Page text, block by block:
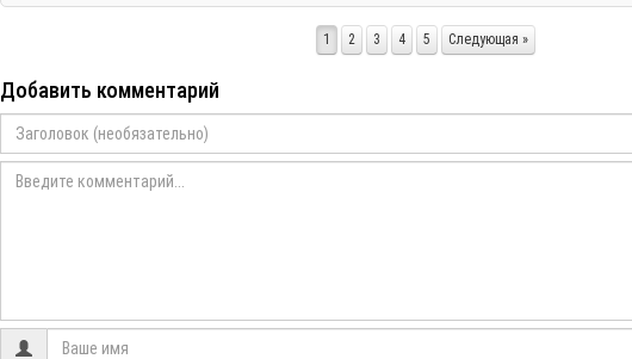
1 2 3 4 5 Следующая »
Добавить комментарий